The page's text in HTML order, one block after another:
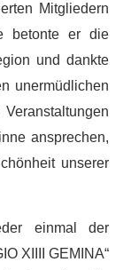
Mitgliedern
betonte er die
und dankte
unermüdlichen
ansprechen,
unserer
einmal der
XIIII GEMINA“